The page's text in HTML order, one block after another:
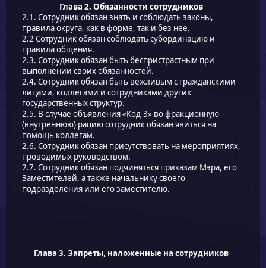
Глава 2. Обязанности сотрудников
2.1. Сотрудник обязан знать и соблюдать законы,
правила округа, как в форме, так и без нее.
2.2 Сотрудник обязан соблюдать субординацию и
правила общения.
2.3. Сотрудник обязан быть беспристрастным при
выполнении своих обязанностей.
2.4. Сотрудник обязан быть вежливым с гражданскими
лицами, коллегами и сотрудниками других
государственных структур.
2.5. В случае объявления «Код-3» во фракционную
(внутреннюю) рацию сотрудник обязан явиться на
помощь коллегам.
2.6. Сотрудник обязан присутствовать на мероприятиях,
проводимых руководством.
2.7. Сотрудник обязан подчиняться приказам Мэра, его
Заместителей, а также начальнику своего
подразделения или его заместителю.
Глава 3. Запреты, наложенные на сотрудников